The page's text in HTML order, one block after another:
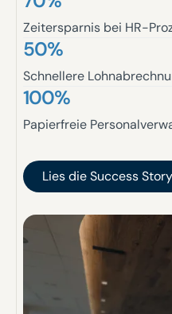
Zeitersparnis bei HR-
50%
Schnellere
100%
Papierfreie
Lies
Lies die Success Story